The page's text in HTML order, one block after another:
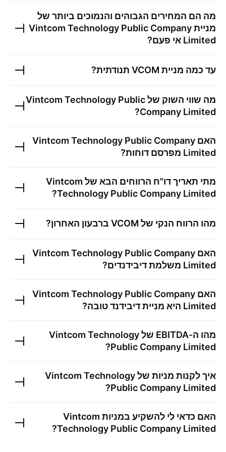
מה הם המחירים הגבוהים והנמוכים ביותר של
מנייתVintcom Technology Public Company
Limited אי פעם?
עד כמה מניית VCOM תנודתית?
מה שווי השוק שלVintcom Technology Public
Company Limited
?
האם Vintcom Technology Public Company
Limited מפרסם דוחות?
מתי תאריך דו"ח הרווחים הבא של Vintcom
Technology Public Company Limited
?
מהו הרווח הנקי של VCOM ברבעון האחרון?
האם Vintcom Technology Public Company
Limited משלמת דיבידנדים?
האם Vintcom Technology Public Company
Limited היא מניית דיבידנד טובה?
מהו ה-EBITDA של
Vintcom Technology
Public Company Limited
?
איך לקנות מניות שלVintcom Technology
Public Company Limited
?
האם כדאי לי להשקיע במניות Vintcom
Technology Public Company Limited
?